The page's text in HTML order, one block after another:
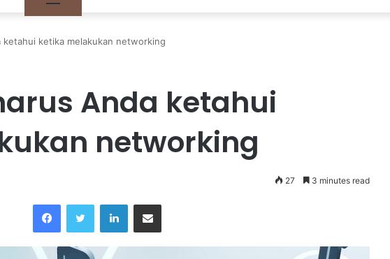
ketahui ketika melakukan networking
Anda ketahui
networking
27 3 minutes read